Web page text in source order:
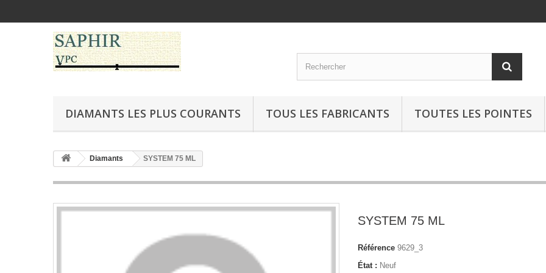
DIAMANTS LES PLUS COURANTS TOUS LES FABRICANTS TOUTES LES POINTES
Diamants SYSTEM 75 ML
SYSTEM 75 ML
Référence 9629_3
État : Neuf